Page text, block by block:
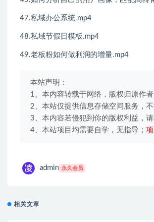
47.私域办公系统.mp4
48.私域节假日模板.mp4
49.老板粉如何做利润的增量.mp4
本站声明：
1、本内容转载于网络，版权归原作者
2、本站仅提供信息存储空间服务，
3、本内容若侵犯到你的版权利益，
4、本站项目均需要自学，无指导；
admin 永久会员
相关文章